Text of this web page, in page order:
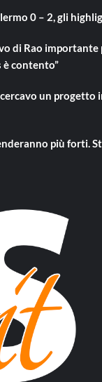
0 – 2, gli
di Rao importante
è contento”
un progetto
più forti.